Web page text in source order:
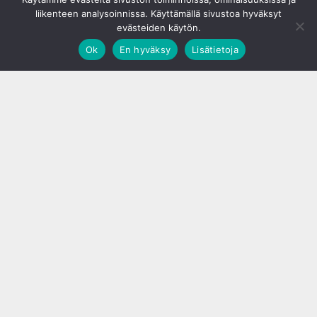
liikenteen analysoinnissa. Käyttämällä sivustoa hyväksyt
evästeiden käytön.
Ok
En hyväksy Lisätietoja